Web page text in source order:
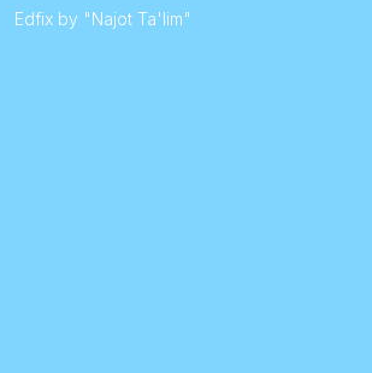
Edfix by "Najot Ta'lim"